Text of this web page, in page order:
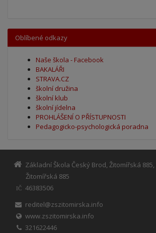
Oblíbené odkazy
Naše škola - Facebook
BAKALÁŘI
STRAVA.CZ
školní družina
školní klub
školní jídelna
PROHLÁŠENÍ O PŘÍSTUPNOSTI
Pedagogicko-psychologická poradna
Základní Škola Český Brod, Žitomířská
Žitomířská 885
IČ
46383506
reditel@zszitomirska.info
www.zszitomirska.info
321622446